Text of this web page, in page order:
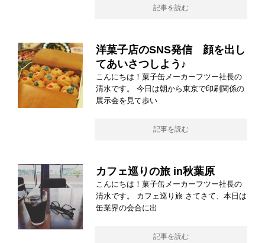
記事を読む
洋菓子店のSNS発信 顔を出し
てあいさつしよう♪
こんにちは！菓子缶メーカーフツー社長の
清水です。 今日は朝から東京で印刷関係の
展示会を見て歩い
記事を読む
カフェ巡りの旅 in秋葉原
こんにちは！菓子缶メーカーフツー社長の
清水です。 カフェ巡り旅 さてさて、本日は
缶業界の会合に出
記事を読む